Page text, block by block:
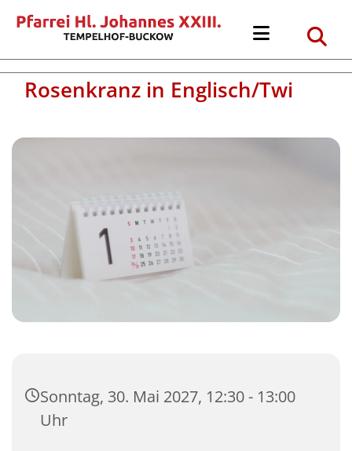
Rosenkranz in Englisch/Twi
Sonntag, 30. Mai 2027, 12:30 - 13:00
Uhr